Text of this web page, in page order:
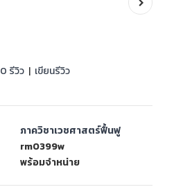
0 รีวิว | เขียนรีวิว
ภาควิชาเวชศาสตร์ฟื้นฟู
rm0399w
พร้อมจำหน่าย